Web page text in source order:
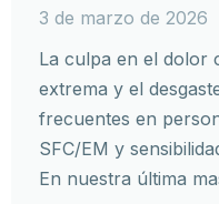
3 de marzo de 2026
La culpa en el dolor
extrema y el
frecuentes en
SFC/EM y
En nuestra última